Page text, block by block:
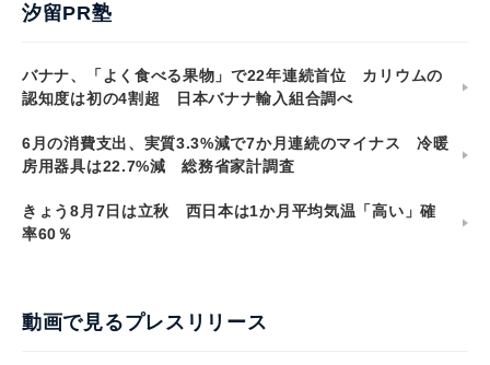
汐留PR塾
バナナ、「よく食べる果物」で22年連続首位 カリウムの
認知度は初の4割超 日本バナナ輸入組合調べ
6月の消費支出、実質3.3%減で7か月連続のマイナス 冷暖
房用器具は22.7%減 総務省家計調査
きょう8月7日は立秋 西日本は1か月平均気温「高い」確
率60％
動画で見るプレスリリース